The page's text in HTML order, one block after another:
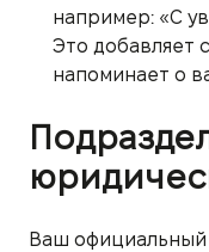
например: «С
Это добавляет
напоминает о
Ваш официальный